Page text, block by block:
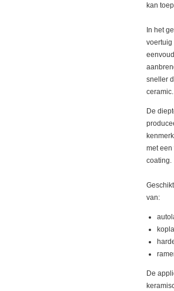
kan
‎In het
voertuig
sneller
ceramic. ‎
‎De
met
coating. ‎
‎‎van:
‎De